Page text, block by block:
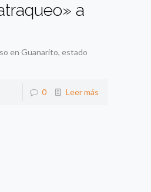
a
en Guanarito, estado
0 Leer más